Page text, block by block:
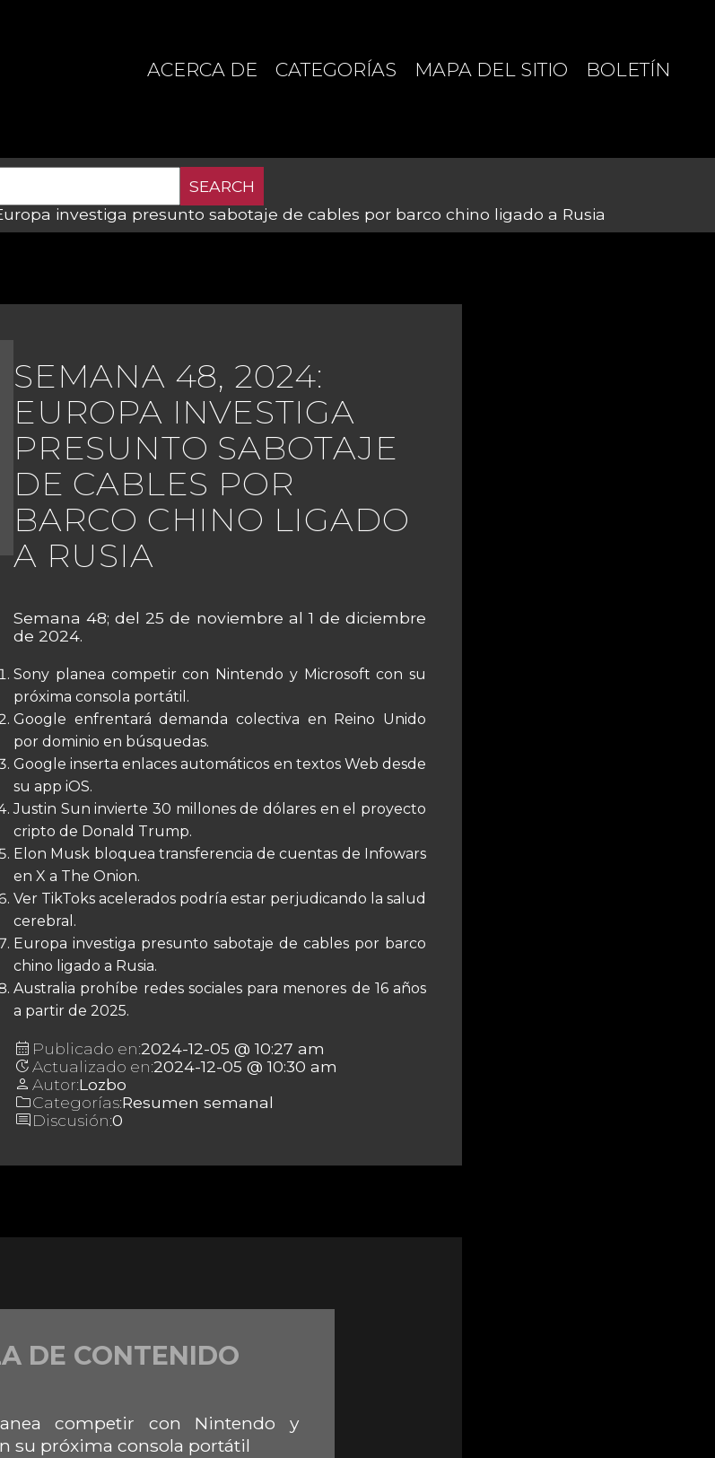
ACERCA DE CATEGORÍAS MAPA DEL SITIO BOLETÍN
investiga presunto sabotaje de cables por barco chino ligado a Rusia
SEMANA 48, 2024:
EUROPA INVESTIGA
PRESUNTO SABOTAJE
DE CABLES POR
BARCO CHINO LIGADO
A RUSIA
Semana 48; del 25 de noviembre al 1 de diciembre
de 2024.
Sony planea competir con Nintendo y Microsoft con su
próxima consola portátil.
Google enfrentará demanda colectiva en Reino Unido
por dominio en búsquedas.
Google inserta enlaces automáticos en textos Web desde
su app iOS.
Justin Sun invierte 30 millones de dólares en el proyecto
cripto de Donald Trump.
Elon Musk bloquea transferencia de cuentas de Infowars
en X a The Onion.
Ver TikToks acelerados podría estar perjudicando la salud
cerebral.
Europa investiga presunto sabotaje de cables por barco
chino ligado a Rusia.
Australia prohíbe redes sociales para menores de 16 años
a partir de 2025.
calendar_month Publicado en:2024-12-05 @ 10:27 am
updateActualizado en:2024-12-05 @ 10:30 am
person Autor:Lozbo
folderCategorías:Resumen semanal
commentDiscusión:0
DE CONTENIDO
competir con Nintendo y
su próxima consola portátil